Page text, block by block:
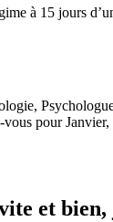
à 15 jours
vous pour
et bien,